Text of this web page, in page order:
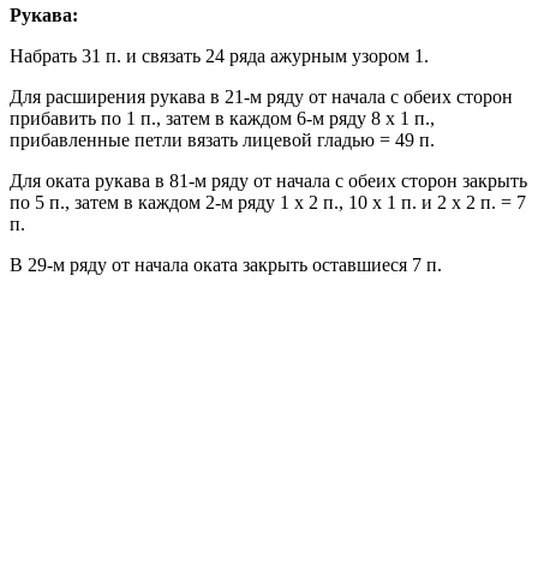
Рукава:
Набрать 31 п. и связать 24 ряда ажурным узором 1.
Для расширения рукава в 21-м ряду от начала с обеих сторон
прибавить по 1 п., затем в каждом 6-м ряду 8 х 1 п.,
прибавленные петли вязать лицевой гладью = 49 п.
Для оката рукава в 81-м ряду от начала с обеих сторон закрыть
по 5 п., затем в каждом 2-м ряду 1 х 2 п., 10 х 1 п. и 2 х 2 п. = 7
п.
В 29-м ряду от начала оката закрыть оставшиеся 7 п.